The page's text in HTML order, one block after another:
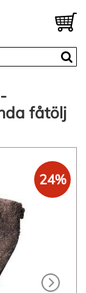
fåtölj
24%